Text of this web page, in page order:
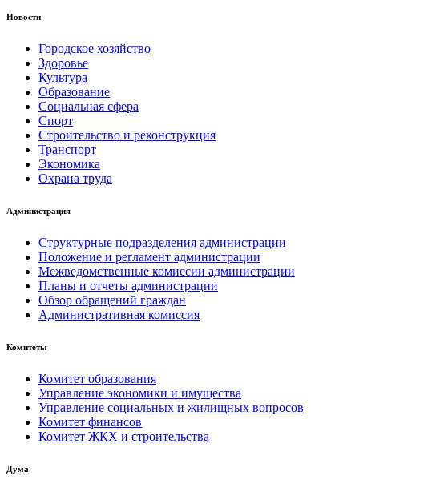
Новости
Городское хозяйство
Здоровье
Культура
Образование
Социальная сфера
Спорт
Строительство и реконструкция
Транспорт
Экономика
Охрана труда
Администрация
Структурные подразделения администрации
Положение и регламент администрации
Межведомственные комиссии администрации
Планы и отчеты администрации
Обзор обращений граждан
Административная комиссия
Комитеты
Комитет образования
Управление экономики и имущества
Управление социальных и жилищных вопросов
Комитет финансов
Комитет ЖКХ и строительства
Дума